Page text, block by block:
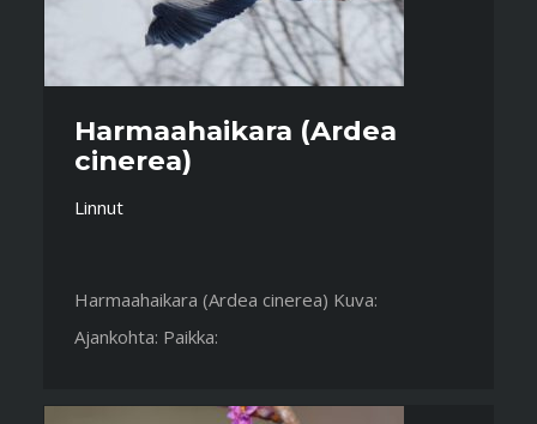
Harmaahaikara (Ardea
cinerea)
Linnut
Harmaahaikara (Ardea cinerea) Kuva:
Ajankohta: Paikka: